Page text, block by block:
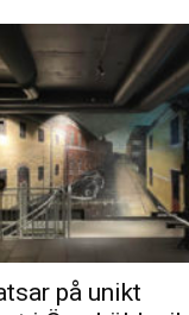
på unikt